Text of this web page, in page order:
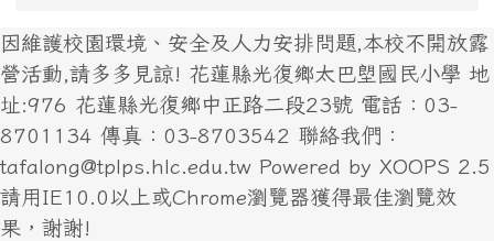
因維護校園環境、安全及人力安排問題,本校不開放露
營活動,請多多見諒! 花蓮縣光復鄉太巴塱國民小學 地
址:976 花蓮縣光復鄉中正路二段23號 電話：03-
8701134 傳真：03-8703542 聯絡我們：
tafalong@tplps.hlc.edu.tw Powered by XOOPS 2.5
請用IE10.0以上或Chrome瀏覽器獲得最佳瀏覽效
果，謝謝!